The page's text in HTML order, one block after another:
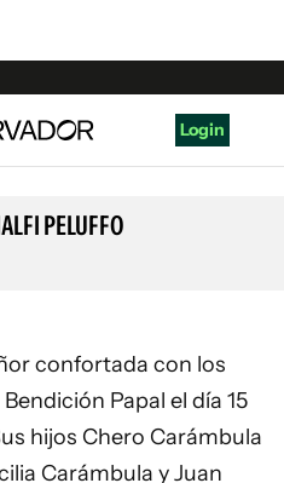
Login
PELUFFO
confortada con los
Papal el día 15
hijos Chero Carámbula
Carámbula y Juan